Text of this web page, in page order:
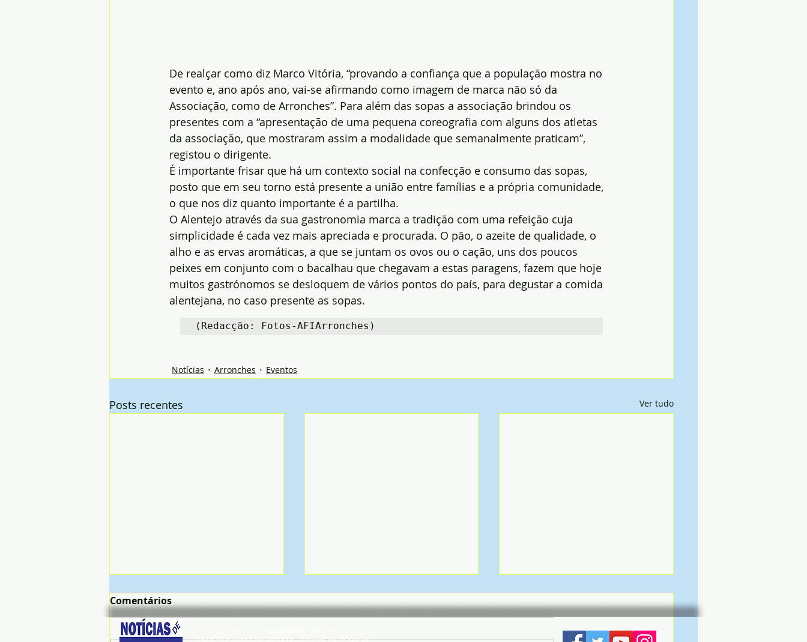
De realçar como diz Marco Vitória, “provando a confiança que a população mostra no
evento e, ano após ano, vai-se afirmando como imagem de marca não só da
Associação, como de Arronches”. Para além das sopas a associação brindou os
presentes com a “apresentação de uma pequena coreografia com alguns dos atletas
da associação, que mostraram assim a modalidade que semanalmente praticam”,
registou o dirigente.
É importante frisar que há um contexto social na confecção e consumo das sopas,
posto que em seu torno está presente a união entre famílias e a própria comunidade,
o que nos diz quanto importante é a partilha.
O Alentejo através da sua gastronomia marca a tradição com uma refeição cuja
simplicidade é cada vez mais apreciada e procurada. O pão, o azeite de qualidade, o
alho e as ervas aromáticas, a que se juntam os ovos ou o cação, uns dos poucos
peixes em conjunto com o bacalhau que chegavam a estas paragens, fazem que hoje
muitos gastrónomos se desloquem de vários pontos do país, para degustar a comida
alentejana, no caso presente as sopas.
(Redacção: Fotos-AFIArronches)
Notícias Arronches Eventos
Posts recentes Ver tudo
Comentários